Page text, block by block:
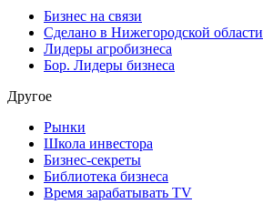
Бизнес на связи
Сделано в Нижегородской области
Лидеры агробизнеса
Бор. Лидеры бизнеса
Другое
Рынки
Школа инвестора
Бизнес-секреты
Библиотека бизнеса
Время зарабатывать TV